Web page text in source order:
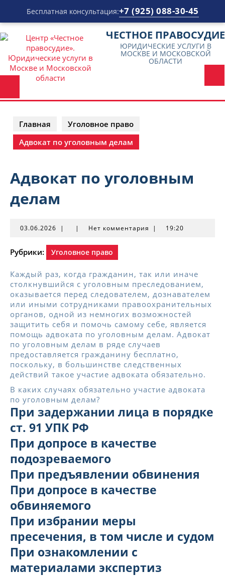
Бесплатная консультация:+7 (925) 088-30-45
Перейти
к
содержимому
ЧЕСТНОЕ ПРАВОСУДИЕ
ЮРИДИЧЕСКИЕ УСЛУГИ В
МОСКВЕ И МОСКОВСКОЙ
ОБЛАСТИ
Главная
Уголовное право
Адвокат по уголовным делам
Адвокат по уголовным
делам
03.06.2026 03.06.2026
| | Нет комментария | 19:20
Рубрики: Уголовное право
Каждый раз, когда гражданин, так или иначе
столкнувшийся с уголовным преследованием,
оказывается перед следователем, дознавателем
или иными сотрудниками правоохранительных
органов, одной из немногих возможностей
защитить себя и помочь самому себе, является
помощь адвоката по уголовным делам. Адвокат
по уголовным делам в ряде случаев
предоставляется гражданину бесплатно,
поскольку, в большинстве следственных
действий такое участие адвоката обязательно.
В каких случаях обязательно участие адвоката
по уголовным делам?
При задержании лица в порядке
ст. 91 УПК РФ
При допросе в качестве
подозреваемого
При предъявлении обвинения
При допросе в качестве
обвиняемого
При избрании меры
пресечения, в том числе и судом
При ознакомлении с
материалами экспертиз